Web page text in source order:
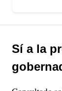
Sí a la